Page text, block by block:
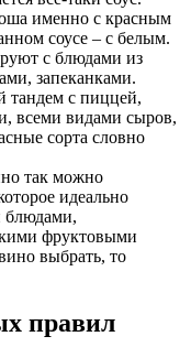
именно с красным
соусе – с белым.
с блюдами из
запеканками.
тандем с пиццей,
всеми видами сыров,
сорта словно
так можно
идеально
блюдами,
фруктовыми
выбрать, то
правил